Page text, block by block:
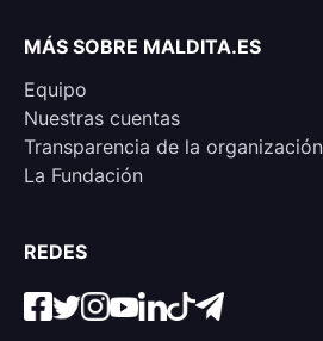
MÁS SOBRE MALDITA.ES
Equipo
Nuestras cuentas
Transparencia de la organización
La Fundación
REDES